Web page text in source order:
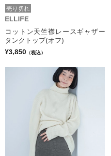
売り切れ
ELLIFE
コットン天竺襟レースギャザー
タンクトップ(オフ)
¥3,850 （税込）